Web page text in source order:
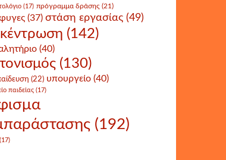
(17) πρόγραμμα δράσης (21)
(37) στάση εργασίας (49)
(142)
(40)
(130)
(22) υπουργείο (40)
παιδείας (17)
(192)
(17)